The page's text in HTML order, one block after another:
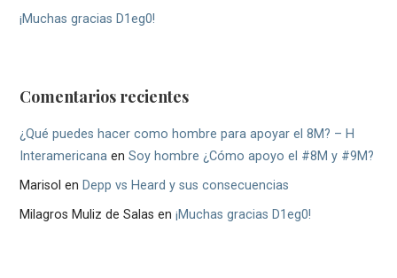
¡Muchas gracias D1eg0!
Comentarios recientes
¿Qué puedes hacer como hombre para apoyar el 8M? – H
Interamericana enSoy hombre ¿Cómo apoyo el #8M y #9M?
Marisol en Depp vs Heard y sus consecuencias
Milagros Muliz de Salas en¡Muchas gracias D1eg0!